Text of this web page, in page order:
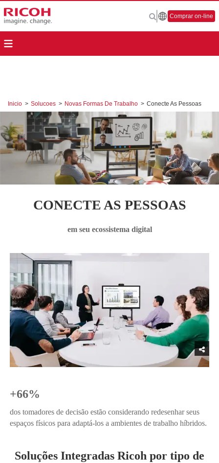
Comprar on-line
Inicio > Solucoes > Novas Formas De Trabalho > Conecte As Pessoas
CONECTE AS PESSOAS
em seu ecossistema digital
+66%
dos tomadores de decisão estão considerando redesenhar seus
espaços físicos para adaptá-los a ambientes de trabalho híbridos.
Soluções Integradas Ricoh por tipo de